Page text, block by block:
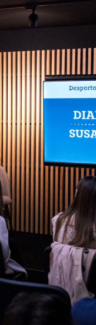
Educação
Media
Documentos
Contactos